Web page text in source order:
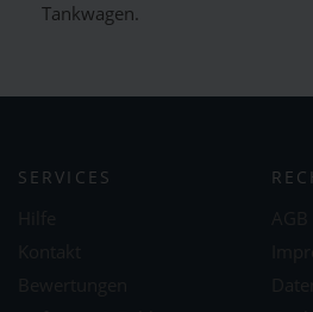
Tankwagen.
SERVICES